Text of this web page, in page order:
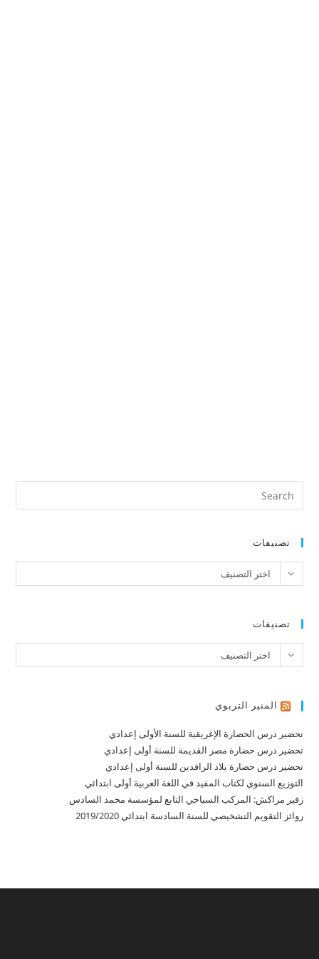
تصنيفات
تصنيفاتاختر التصنيف
تصنيفات
تصنيفاتاختر التصنيف
المنير التربوي
تحضير درس الحضارة الإغريقية للسنة الأولى إعدادي
تحضير درس حضارة مصر القديمة للسنة أولى إعدادي
تحضير درس حضارة بلاد الرافدين للسنة أولى إعدادي
التوزيع السنوي لكتاب المفيد في اللغة العربية أولى ابتدائي
زفير مراكش: المركب السياحي التابع لمؤسسة محمد السادس
روائز التقويم التشخيصي للسنة السادسة ابتدائي 2019/2020